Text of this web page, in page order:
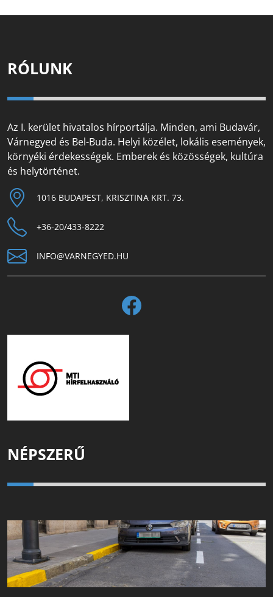
RÓLUNK
Az I. kerület hivatalos hírportálja. Minden, ami Budavár,
Várnegyed és Bel-Buda. Helyi közélet, lokális események,
környéki érdekességek. Emberek és közösségek, kultúra
és helytörténet.
1016 BUDAPEST, KRISZTINA KRT. 73.
+36-20/433-8222
INFO@VARNEGYED.HU
NÉPSZERŰ